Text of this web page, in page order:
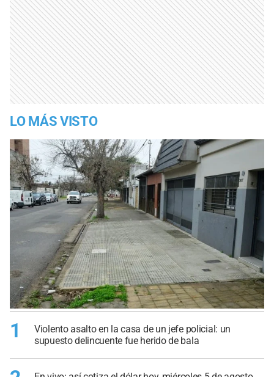
LO MÁS VISTO
1
Violento asalto en la casa de un jefe policial: un
supuesto delincuente fue herido de bala